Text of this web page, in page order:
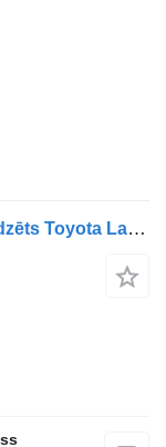
Toyota 5610160F90 EC vējstikls paredzēts Toyota Landcruiser / Prado J150 automašīnas